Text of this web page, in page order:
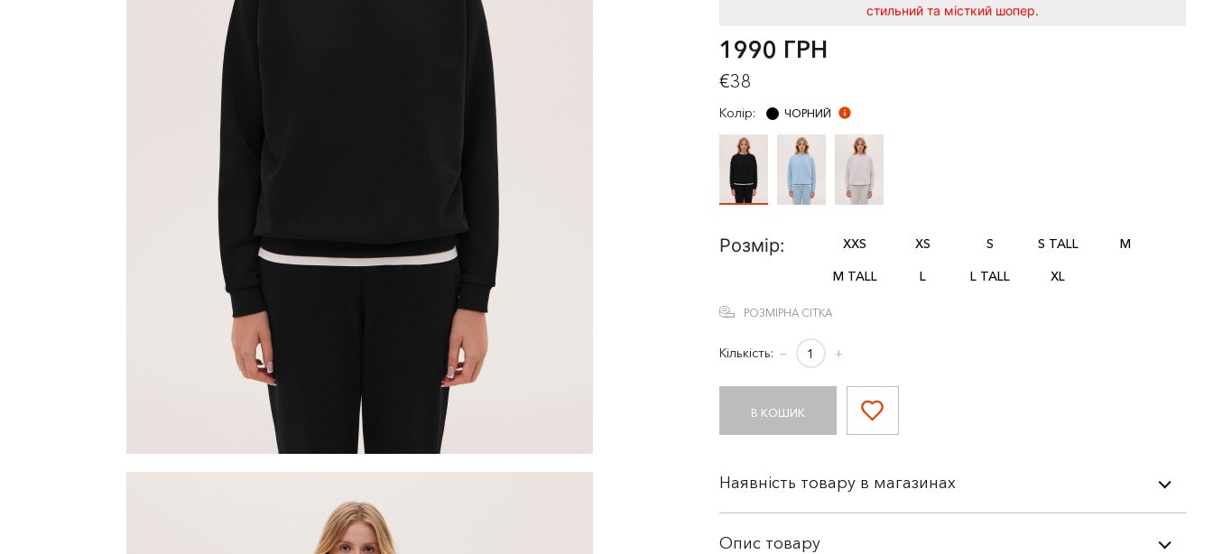
стильний та місткий шопер.
1990 ГРН
€38
Колір: ЧОРНИЙ
Розмір: XXS XS S S TALL
M
M TALL
L L TALL XL
РОЗМІРНА СІТКА
Кількість: − +
В КОШИК
Наявність товару в магазинах
Опис товару